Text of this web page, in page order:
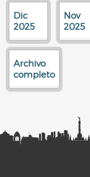
Dic
2025
Nov
2025
Archivo
completo